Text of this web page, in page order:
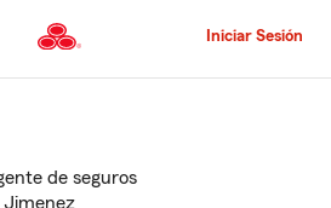
al
principal
Iniciar Sesión